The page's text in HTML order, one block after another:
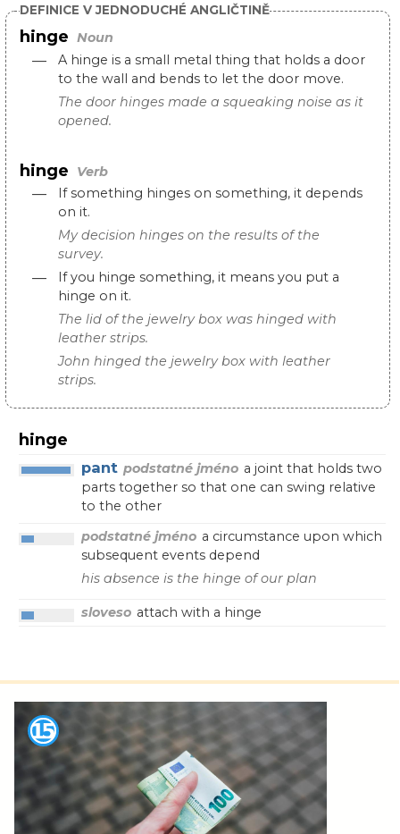
DEFINICE V JEDNODUCHÉ ANGLIČTINĚ
hinge Noun
—
A hinge is a small metal thing that holds a door
to the wall and bends to let the door move.
The door hinges made a squeaking noise as it
opened.
hinge Verb
—
If something hinges on something, it depends
on it.
My decision hinges on the results of the
survey.
—
If you hinge something, it means you put a
hinge on it.
The lid of the jewelry box was hinged with
leather strips.
John hinged the jewelry box with leather
strips.
hinge
pant podstatné jméno a joint that holds two
parts together so that one can swing relative
to the other
podstatné jméno a circumstance upon which
subsequent events depend
his absence is the hinge of our plan
sloveso attach with a hinge